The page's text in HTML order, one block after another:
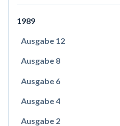
1989
Ausgabe 12
Ausgabe 8
Ausgabe 6
Ausgabe 4
Ausgabe 2